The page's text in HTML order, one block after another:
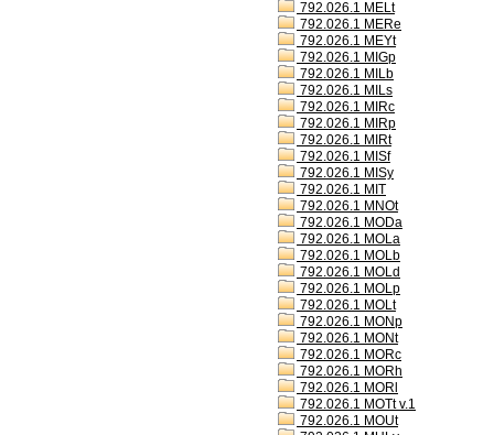
792.026.1 MELt
792.026.1 MERe
792.026.1 MEYt
792.026.1 MIGp
792.026.1 MILb
792.026.1 MILs
792.026.1 MIRc
792.026.1 MIRp
792.026.1 MIRt
792.026.1 MISf
792.026.1 MISy
792.026.1 MIT
792.026.1 MNOt
792.026.1 MODa
792.026.1 MOLa
792.026.1 MOLb
792.026.1 MOLd
792.026.1 MOLp
792.026.1 MOLt
792.026.1 MONp
792.026.1 MONt
792.026.1 MORc
792.026.1 MORh
792.026.1 MORl
792.026.1 MOTt v.1
792.026.1 MOUt